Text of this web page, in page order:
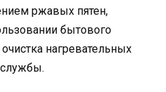
ржавых пятен,
бытового
нагревательных